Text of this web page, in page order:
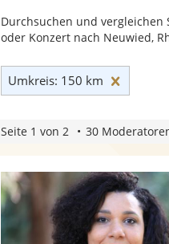
Durchsuchen und vergleichen
oder Konzert nach Neuwied,
Umkreis: 150 km
Seite 1 von 2 30